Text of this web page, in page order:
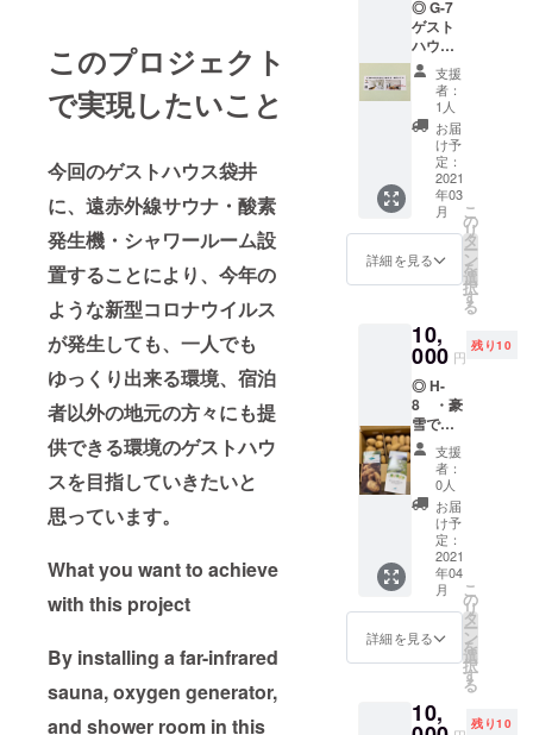
このプロジェクト
で実現したいこと
今回のゲストハウス袋井
に、遠赤外線サウナ・酸素
発生機・シャワールーム設
置することにより、今年の
ような新型コロナウイルス
が発生しても、一人でも
ゆっくり出来る環境、宿泊
者以外の地元の方々にも提
供できる環境のゲストハウ
スを目指していきたいと
思っています。
What you want to achieve
with this project
By installing a far-infrared
sauna, oxygen generator,
and shower room in this
てくれ
るので
す。
「これ
だ！」
と感じ
まし
た。雪
室じゃ
がいも
は、雪
深い青
だから
こそ出
菜で
す。デ
メリッ
トと考
えられ
がちな
雪を味
方につ
けた、
私の
ずっと
探し求
めてき
た野菜
だった
ので
す。
芋は凍
るまい
とデン
プンを
糖に変
え、細
胞内の
溶液濃
度を高
める事
が分か
りまし
常5度前
後の糖
を超え
るまで
に高め
てくれ
るので
す。
「これ
だ！」
と感じ
まし
た。雪
室じゃ
がいも
は、雪
深い青
だから
こそ出
菜で
す。デ
す。
3,0000
円…と
ご自身
でお決
めいた
だけま
す。
◆ネー
ムプ
レート
をゲス
トハウ
スに設
置しま
ラミ
ネート
加工し
て飾り
ます。
※支援
時、必
ず備考
欄にご
希望の
ネーム
をご記
入くだ
さい。
あなた
のロ
ゴ、写
等、詳
◎ G-7
ゲスト
ハウス
サイト
ウの3泊
4日宿泊
チケッ
ト「提
供」し
ます。
一枚
で2名様
迄宿泊
可能で
す。
※期
間
2021/06
/01～
2024/05
/31迄
有効3年
事
前に予
約して
下さ
い。
4
月、5
早めに
お願い
支援
者：
1人
お届
け予
定：
2021
年03
月
詳細を見る
こ
の
リ
タ
ー
ン
を
選
択
す
る
10,
000 円
残り10
◎ H-
8 ・豪
雪で有
名な
酸ヶ湯
温泉 近
く、沖
揚平の
雪室
じゃが
いも
（内
容 3
箱 3キ
ロ×3=9
キロ）
社サニ
タス
支援
者：
0人
お届
け予
定：
2021
年04
月
詳細を見る
こ
の
リ
タ
ー
ン
を
選
択
す
る
10, 残り10